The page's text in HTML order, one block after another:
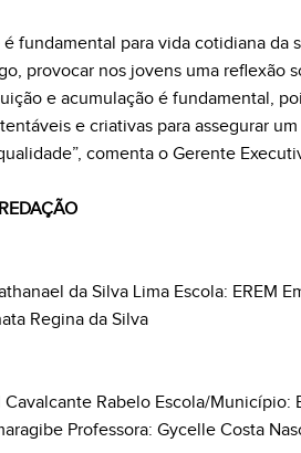
é fundamental para vida cotidiana da
provocar nos jovens uma reflexão
e acumulação é fundamental,
e criativas para assegurar
comenta o Gerente
da Silva Lima Escola: EREM
Regina da Silva
Rabelo Escola/Município:
Professora: Gycelle Costa